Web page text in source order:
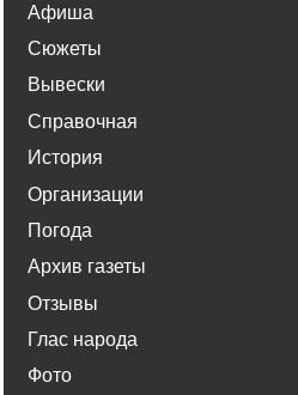
Афиша
Сюжеты
Вывески
Справочная
История
Организации
Погода
Архив газеты
Отзывы
Глас народа
Фото